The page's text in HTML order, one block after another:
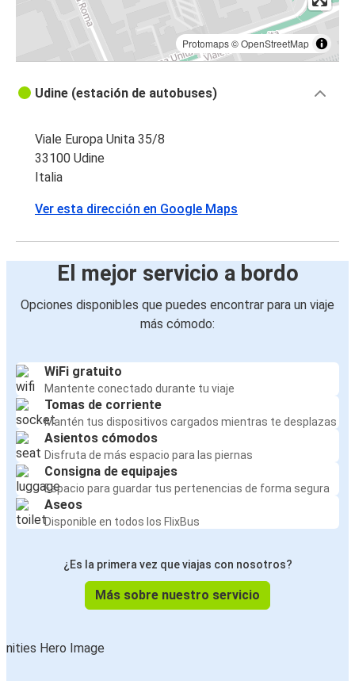
Protomaps©OpenStreetMap
Udine (estación de autobuses)
Viale Europa Unita 35/8
33100 Udine
Italia
Ver esta dirección en Google Maps
El mejor servicio a bordo
Opciones disponibles que puedes encontrar para un viaje
más cómodo:
WiFi gratuito
Mantente conectado durante tu viaje
Tomas de corriente
Mantén tus dispositivos cargados mientras te desplazas
Asientos cómodos
Disfruta de más espacio para las piernas
Consigna de equipajes
Espacio para guardar tus pertenencias de forma segura
Aseos
Disponible en todos los FlixBus
¿Es la primera vez que viajas con nosotros?
Más sobre nuestro servicio